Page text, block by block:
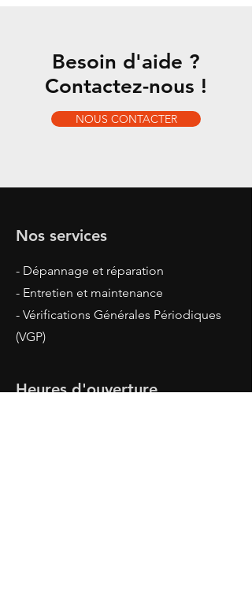
Besoin d'aide ?
Contactez-nous !
NOUS CONTACTER
Nos services
- Dépannage et réparation
- Entretien et maintenance
- Vérifications Générales Périodiques
(VGP)
Heures d'ouverture